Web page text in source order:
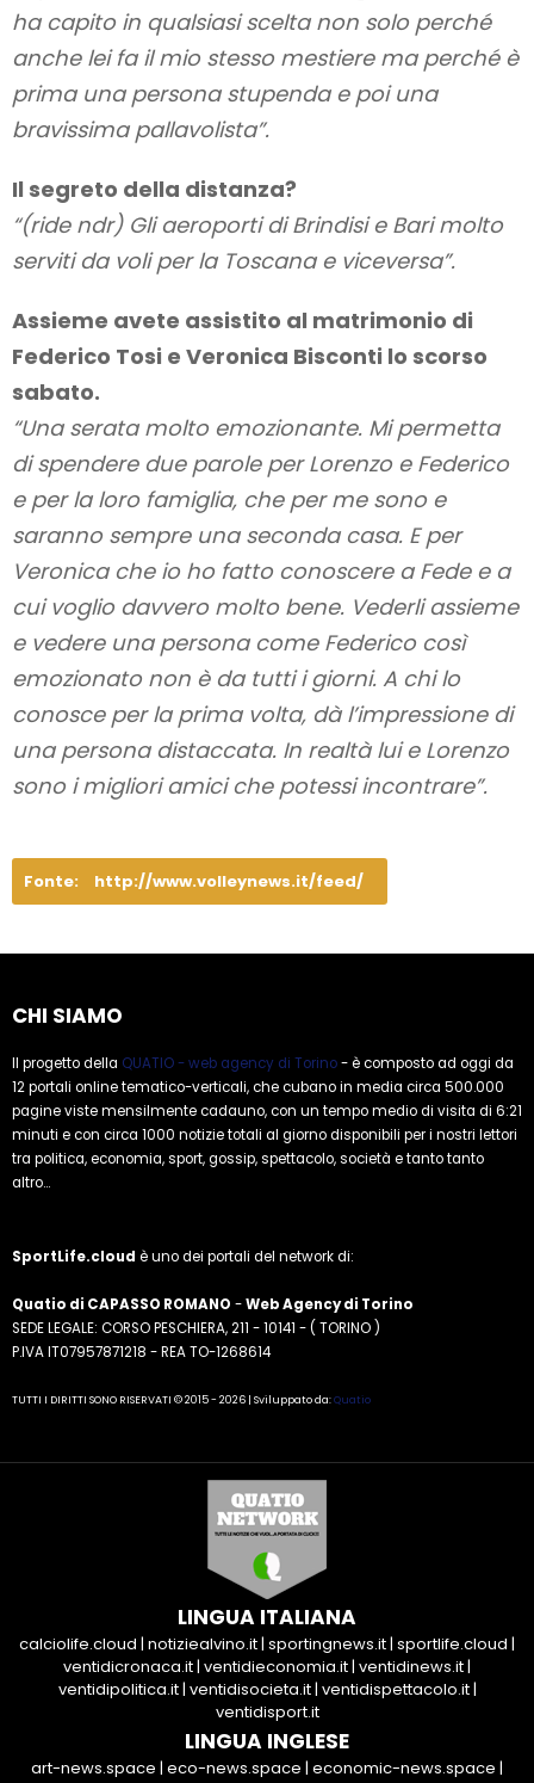
ha capito in qualsiasi scelta non solo perché
anche lei fa il mio stesso mestiere ma perché è
prima una persona stupenda e poi una
bravissima pallavolista”.
Il segreto della distanza?
“(ride ndr) Gli aeroporti di Brindisi e Bari molto
serviti da voli per la Toscana e viceversa”.
Assieme avete assistito al matrimonio di
Federico Tosi e Veronica Bisconti lo scorso
sabato.
“Una serata molto emozionante. Mi permetta
di spendere due parole per Lorenzo e Federico
e per la loro famiglia, che per me sono e
saranno sempre una seconda casa. E per
Veronica che io ho fatto conoscere a Fede e a
cui voglio davvero molto bene. Vederli assieme
e vedere una persona come Federico così
emozionato non è da tutti i giorni. A chi lo
conosce per la prima volta, dà l’impressione di
una persona distaccata. In realtà lui e Lorenzo
sono i migliori amici che potessi incontrare”.
Fonte: http://www.volleynews.it/feed/
CHI SIAMO
Il progetto della QUATIO - web agency di Torino- è composto ad oggi da
12 portali online tematico-verticali, che cubano in media circa 500.000
pagine viste mensilmente cadauno, con un tempo medio di visita di 6:21
minuti e con circa 1000 notizie totali al giorno disponibili per i nostri lettori
tra politica, economia, sport, gossip, spettacolo, società e tanto tanto
altro...
SportLife.cloud è uno dei portali del network di:
Quatio di CAPASSO ROMANO -Web Agency di Torino
SEDE LEGALE: CORSO PESCHIERA, 211 - 10141 - ( TORINO )
P.IVA IT07957871218 - REA TO-1268614
TUTTI I DIRITTI SONO RISERVATI © 2015 - 2026 | Sviluppato da:Quatio
LINGUA ITALIANA
calciolife.cloud | notiziealvino.it| sportingnews.it| sportlife.cloud |
ventidicronaca.it| ventidieconomia.it| ventidinews.it|
ventidipolitica.it| ventidisocieta.it| ventidispettacolo.it|
ventidisport.it
LINGUA INGLESE
art-news.space | eco-news.space | economic-news.space |